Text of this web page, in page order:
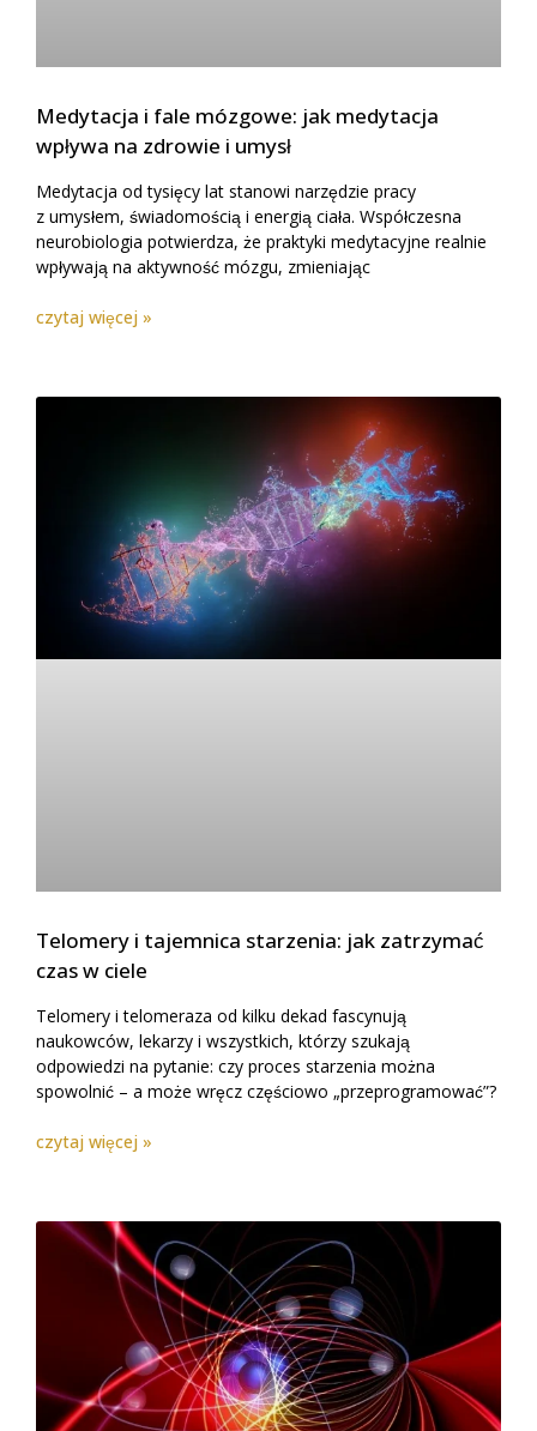
Medytacja i fale mózgowe: jak medytacja
wpływa na zdrowie i umysł
Medytacja od tysięcy lat stanowi narzędzie pracy
z umysłem, świadomością i energią ciała. Współczesna
neurobiologia potwierdza, że praktyki medytacyjne realnie
wpływają na aktywność mózgu, zmieniając
czytaj więcej »
Telomery i tajemnica starzenia: jak zatrzymać
czas w ciele
Telomery i telomeraza od kilku dekad fascynują
naukowców, lekarzy i wszystkich, którzy szukają
odpowiedzi na pytanie: czy proces starzenia można
spowolnić – a może wręcz częściowo „przeprogramować”?
czytaj więcej »